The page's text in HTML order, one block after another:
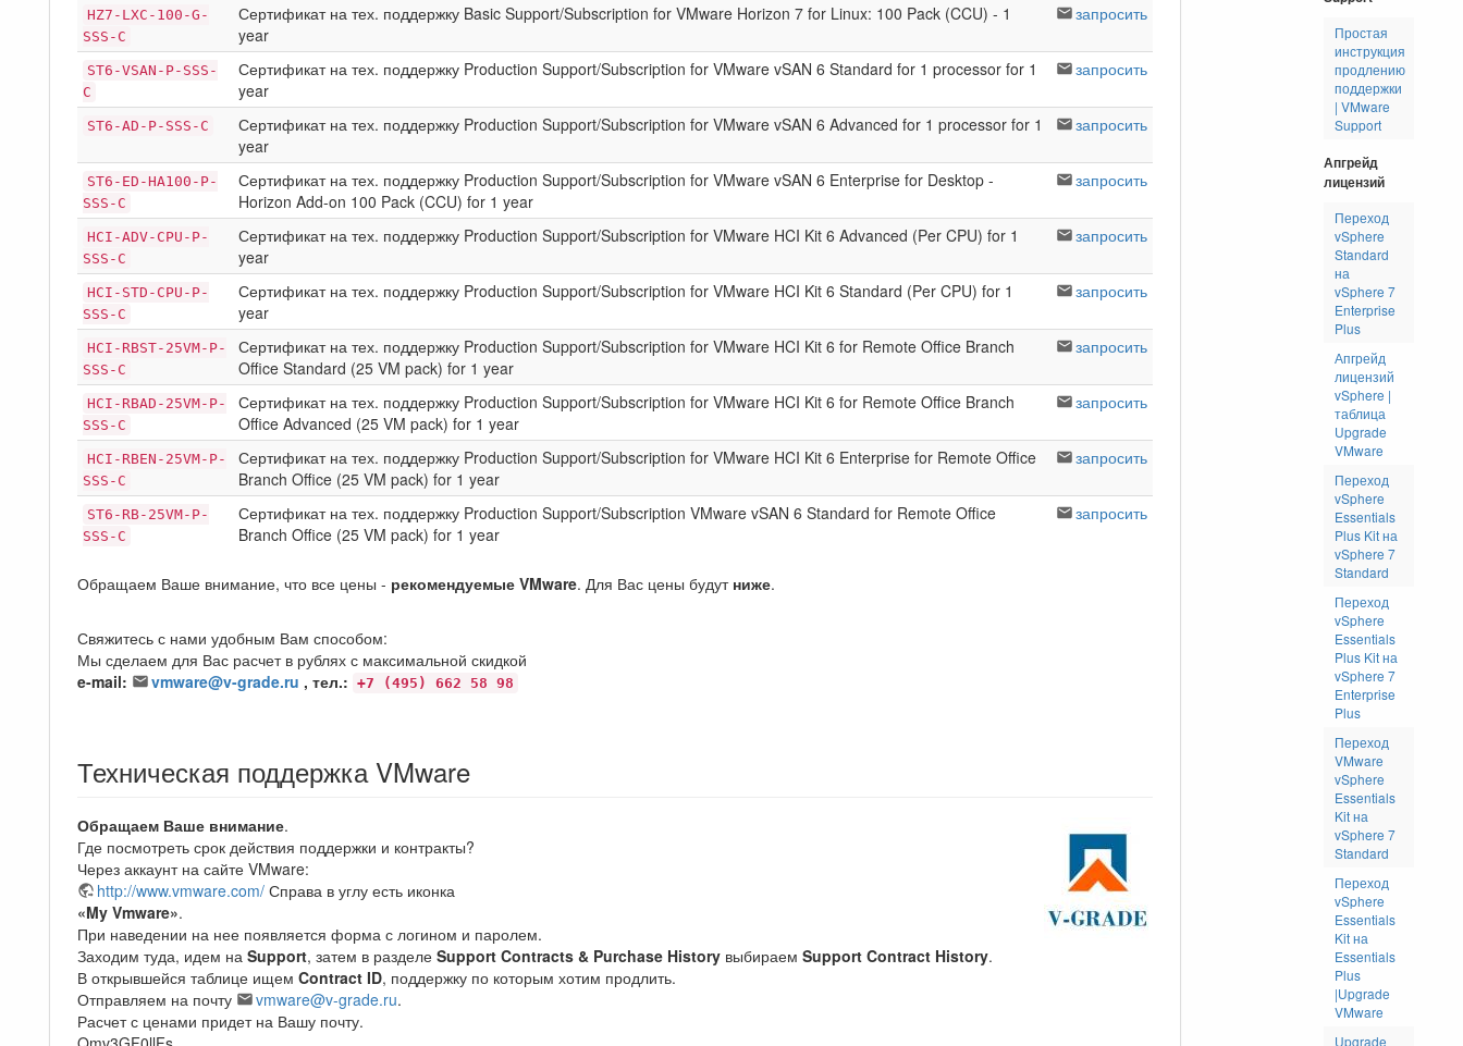
HZ7-LXC-100-G-
SSS-C
Сертификат на тех. поддержку Basic Support/Subscription for VMware Horizon 7 for Linux: 100 Pack (CCU) - 1
year
запросить
ST6-VSAN-P-SSS-
C
Сертификат на тех. поддержку Production Support/Subscription for VMware vSAN 6 Standard for 1 processor for 1
year
запросить
ST6-AD-P-SSS-C
Сертификат на тех. поддержку Production Support/Subscription for VMware vSAN 6 Advanced for 1 processor for 1
year
запросить
ST6-ED-HA100-P-
SSS-C
Сертификат на тех. поддержку Production Support/Subscription for VMware vSAN 6 Enterprise for Desktop -
Horizon Add-on 100 Pack (CCU) for 1 year
запросить
HCI-ADV-CPU-P-
SSS-C
Сертификат на тех. поддержку Production Support/Subscription for VMware HCI Kit 6 Advanced (Per CPU) for 1
year
запросить
HCI-STD-CPU-P-
SSS-C
Сертификат на тех. поддержку Production Support/Subscription for VMware HCI Kit 6 Standard (Per CPU) for 1
year
запросить
HCI-RBST-25VM-P-
SSS-C
Сертификат на тех. поддержку Production Support/Subscription for VMware HCI Kit 6 for Remote Office Branch
Office Standard (25 VM pack) for 1 year
запросить
HCI-RBAD-25VM-P-
SSS-C
Сертификат на тех. поддержку Production Support/Subscription for VMware HCI Kit 6 for Remote Office Branch
Office Advanced (25 VM pack) for 1 year
запросить
HCI-RBEN-25VM-P-
SSS-C
Сертификат на тех. поддержку Production Support/Subscription for VMware HCI Kit 6 Enterprise for Remote Office
Branch Office (25 VM pack) for 1 year
запросить
ST6-RB-25VM-P-
SSS-C
Сертификат на тех. поддержку Production Support/Subscription VMware vSAN 6 Standard for Remote Office
Branch Office (25 VM pack) for 1 year
запросить
Обращаем Ваше внимание, что все цены - рекомендуемые VMware. Для Вас цены будут ниже.
Свяжитесь с нами удобным Вам способом:
Мы сделаем для Вас расчет в рублях с максимальной скидкой
e-mail:
vmware@v-grade.ru , тел.: +7 (495) 662 58 98
Техническая поддержка VMware
Обращаем Ваше внимание.
Где посмотреть срок действия поддержки и контракты?
Через аккаунт на сайте VMware:
http://www.vmware.com/ Справа в углу есть иконка
«My Vmware».
При наведении на нее появляется форма с логином и паролем.
Заходим туда, идем на Support, затем в разделе Support Contracts & Purchase History выбираем Support Contract History.
В открывшейся таблице ищем Contract ID, поддержку по которым хотим продлить.
Отправляем на почту
vmware@v-grade.ru.
Расчет с ценами придет на Вашу почту.
Простая
инструкция
продлению
поддержки
| VMware
Support
Апгрейд
лицензий
Переход
vSphere
Standard
на
vSphere 7
Enterprise
Plus
Апгрейд
лицензий
vSphere |
таблица
Upgrade
VMware
Переход
vSphere
Essentials
Plus Kit на
vSphere 7
Standard
Переход
vSphere
Essentials
Plus Kit на
vSphere 7
Enterprise
Plus
Переход
VMware
vSphere
Essentials
Kit на
vSphere 7
Standard
Переход
vSphere
Essentials
Kit на
Essentials
Plus
|Upgrade
VMware
Upgrade